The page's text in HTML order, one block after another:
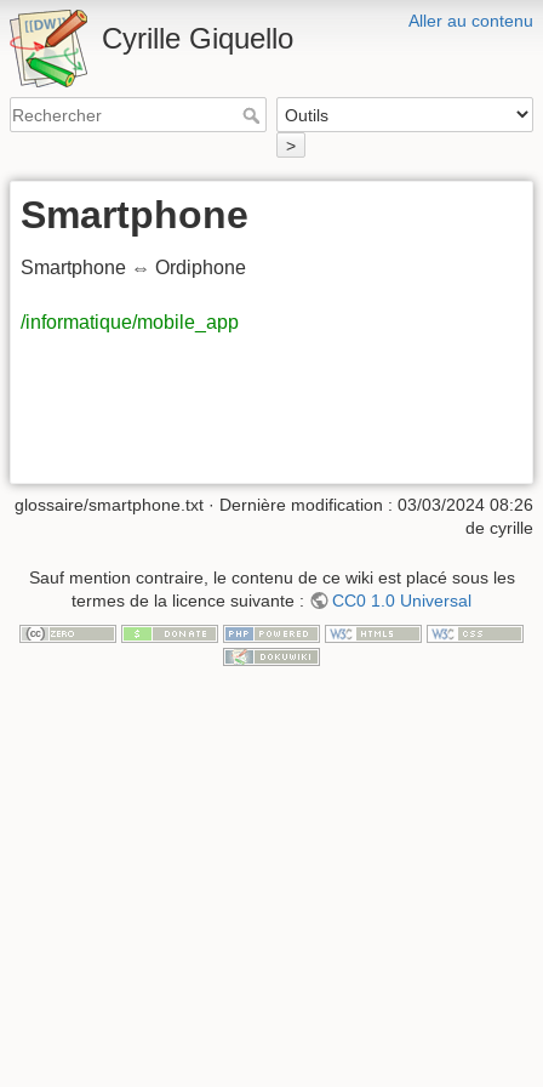
Aller au contenu
Cyrille Giquello
>
Smartphone
Smartphone ⇔ Ordiphone
/informatique/mobile_app
glossaire/smartphone.txt · Dernière modification : 03/03/2024 08:26
de cyrille
Sauf mention contraire, le contenu de ce wiki est placé sous les
termes de la licence suivante :
CC0 1.0 Universal